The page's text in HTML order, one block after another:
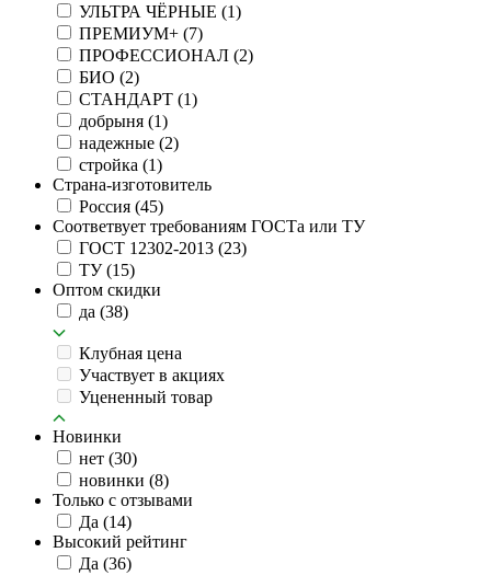
УЛЬТРА ЧЁРНЫЕ (1)
ПРЕМИУМ+ (7)
ПРОФЕССИОНАЛ (2)
БИО (2)
СТАНДАРТ (1)
добрыня (1)
надежные (2)
стройка (1)
Страна-изготовитель
Россия (45)
Соответвует требованиям ГОСТа или ТУ
ГОСТ 12302-2013 (23)
ТУ(15)
Оптом скидки
да (38)
Клубная цена
Участвует в акциях
Уцененный товар
Новинки
нет (30)
новинки (8)
Только с отзывами
Да (14)
Высокий рейтинг
Да (36)